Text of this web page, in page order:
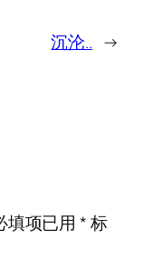
沉沦.. →
填项已用*标